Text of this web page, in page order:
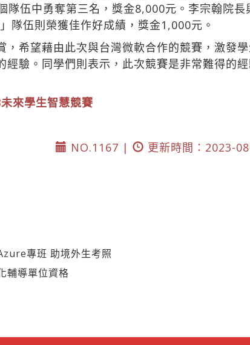
伍中勇奪第三名，獎金8,000元。李宗翰院
隊伍則榮獲佳作好成績，獎金1,000元。
，希望藉由此次與台灣微軟合作的競賽，激發
經驗。同學們則表示，此次競賽是非常難得的
來學生智慧競賽
NO.1167 |
更新時間：2023-
專班 助境外生考照
輔導單位資格